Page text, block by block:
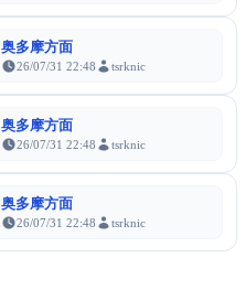
奥多摩方面
26/07/31 22:48 tsrknic
奥多摩方面
26/07/31 22:48 tsrknic
奥多摩方面
26/07/31 22:48 tsrknic